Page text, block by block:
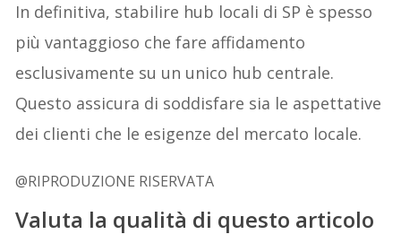
In definitiva, stabilire hub locali di SP è spesso
più vantaggioso che fare affidamento
esclusivamente su un unico hub centrale.
Questo assicura di soddisfare sia le aspettative
dei clienti che le esigenze del mercato locale.
@RIPRODUZIONE RISERVATA
Valuta la qualità di questo articolo